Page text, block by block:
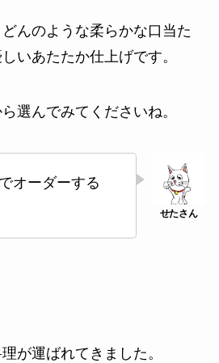
んのような柔らかな口当た
いあたたか仕上げです。
選んでみてくださいね。
オーダーする
が運ばれてきました。